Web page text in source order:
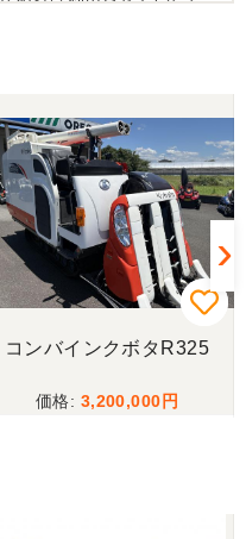
た。また、機会があれば
ーズでした。ありがとう
対応していただき感謝
コンバインクボタR325
3,200,000